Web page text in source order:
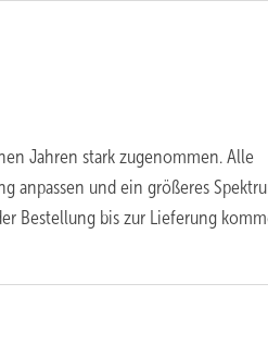
Jahren stark zugenommen. Alle
anpassen und ein größeres
Bestellung bis zur Lieferung